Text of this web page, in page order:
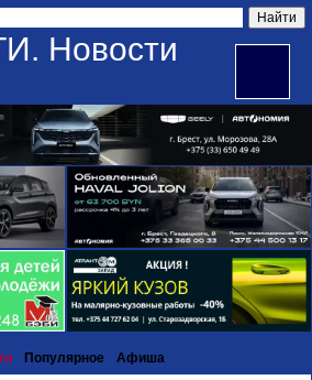
Новости
Популярное Афиша